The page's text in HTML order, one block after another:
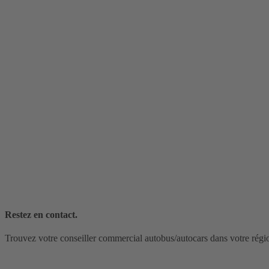
Restez en contact.
Trouvez votre conseiller commercial autobus/autocars dans votre